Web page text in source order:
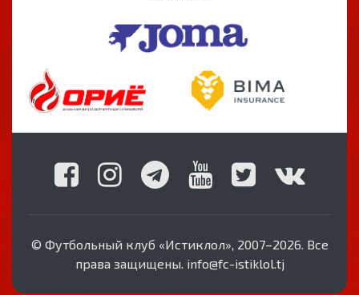
© Футбольный клуб «Истиклол», 2007–2026. Все
права защищены. info@fc-istiklol.tj